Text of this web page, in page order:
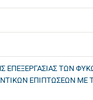
ΕΠΕΞΕΡΓΑΣΙΑΣ ΤΩΝ
ΕΠΙΠΤΩΣΕΩΝ ΜΕ